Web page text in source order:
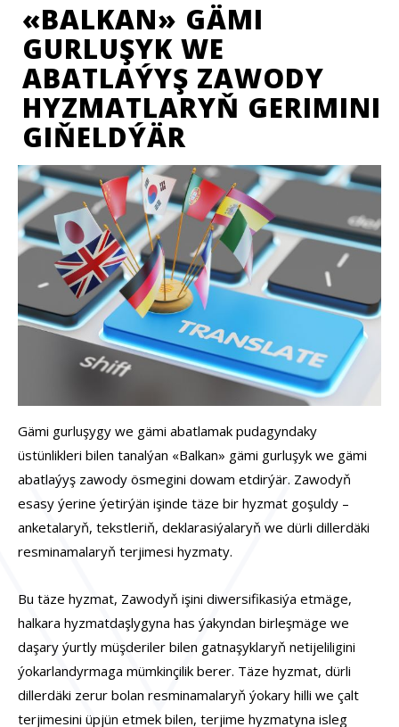
«BALKAN» GÄMI
GURLUŞYK WE
ABATLAÝYŞ ZAWODY
HYZMATLARYŇ GERIMINI
GIŇELDÝÄR
Gämi gurluşygy we gämi abatlamak pudagyndaky
üstünlikleri bilen tanalýan «Balkan» gämi gurluşyk we gämi
abatlaýyş zawody ösmegini dowam etdirýär. Zawodyň
esasy ýerine ýetirýän işinde täze bir hyzmat goşuldy –
anketalaryň, tekstleriň, deklarasiýalaryň we dürli dillerdäki
resminamalaryň terjimesi hyzmaty.
Bu täze hyzmat, Zawodyň işini diwersifikasiýa etmäge,
halkara hyzmatdaşlygyna has ýakyndan birleşmäge we
daşary ýurtly müşderiler bilen gatnaşyklaryň netijeliligini
ýokarlandyrmaga mümkinçilik berer. Täze hyzmat, dürli
dillerdäki zerur bolan resminamalaryň ýokary hilli we çalt
terjimesini üpjün etmek bilen, terjime hyzmatyna isleg